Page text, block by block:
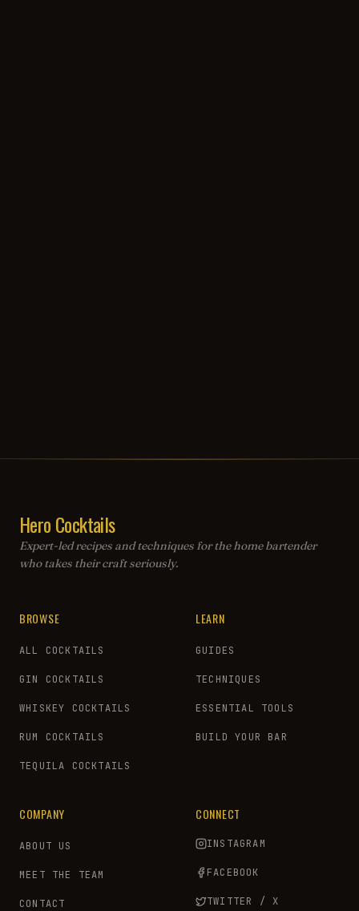
Hero Cocktails
Expert-led recipes and techniques for the home bartender
who takes their craft seriously.
BROWSE
ALL COCKTAILS
GIN COCKTAILS
WHISKEY COCKTAILS
RUM COCKTAILS
TEQUILA COCKTAILS
LEARN
GUIDES
TECHNIQUES
ESSENTIAL TOOLS
BUILD YOUR BAR
COMPANY
ABOUT US
MEET THE TEAM
CONTACT
CONNECT
INSTAGRAM
FACEBOOK
TWITTER / X